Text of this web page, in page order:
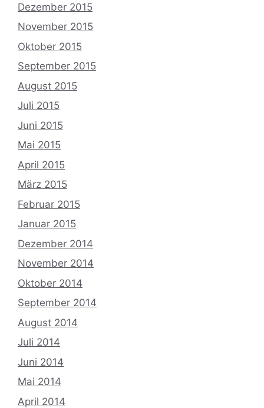
Dezember 2015
November 2015
Oktober 2015
September 2015
August 2015
Juli 2015
Juni 2015
Mai 2015
April 2015
März 2015
Februar 2015
Januar 2015
Dezember 2014
November 2014
Oktober 2014
September 2014
August 2014
Juli 2014
Juni 2014
Mai 2014
April 2014